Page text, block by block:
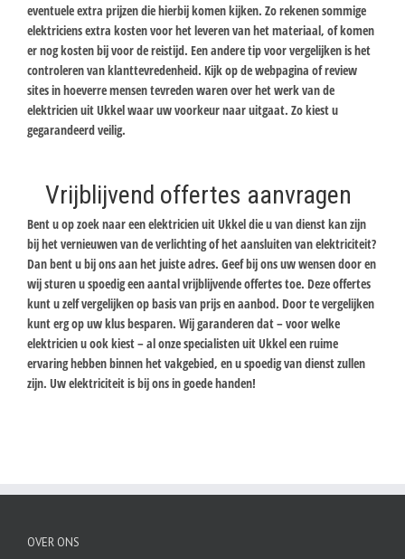
eventuele extra prijzen die hierbij komen kijken. Zo rekenen sommige
elektriciens extra kosten voor het leveren van het materiaal, of komen
er nog kosten bij voor de reistijd. Een andere tip voor vergelijken is het
controleren van klanttevredenheid. Kijk op de webpagina of review
sites in hoeverre mensen tevreden waren over het werk van de
elektricien uit Ukkel waar uw voorkeur naar uitgaat. Zo kiest u
gegarandeerd veilig.
Vrijblijvend offertes aanvragen
Bent u op zoek naar een elektricien uit Ukkel die u van dienst kan zijn
bij het vernieuwen van de verlichting of het aansluiten van elektriciteit?
Dan bent u bij ons aan het juiste adres. Geef bij ons uw wensen door en
wij sturen u spoedig een aantal vrijblijvende offertes toe. Deze offertes
kunt u zelf vergelijken op basis van prijs en aanbod. Door te vergelijken
kunt erg op uw klus besparen. Wij garanderen dat – voor welke
elektricien u ook kiest – al onze specialisten uit Ukkel een ruime
ervaring hebben binnen het vakgebied, en u spoedig van dienst zullen
zijn. Uw elektriciteit is bij ons in goede handen!
OVER ONS